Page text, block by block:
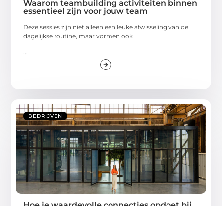
Waarom teambuilding activiteiten binnen
essentieel zijn voor jouw team
Deze sessies zijn niet alleen een leuke afwisseling van de
dagelijkse routine, maar vormen ook
...
BEDRIJVEN